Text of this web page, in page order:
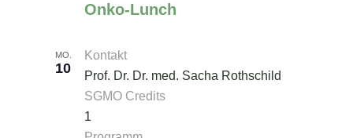
Onko-Lunch
MO.
10
Kontakt
Prof. Dr. Dr. med. Sacha Rothschild
SGMO Credits
1